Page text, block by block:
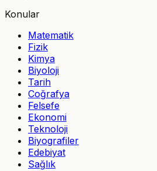
Konular
Matematik
Fizik
Kimya
Biyoloji
Tarih
Coğrafya
Felsefe
Ekonomi
Teknoloji
Biyografiler
Edebiyat
Sağlık